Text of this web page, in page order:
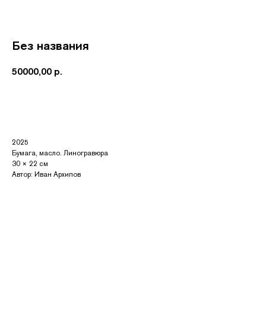
Без названия
50000,00 р.
2025
Бумага, масло. Линогравюра
30 × 22 см
Автор: Иван Архипов